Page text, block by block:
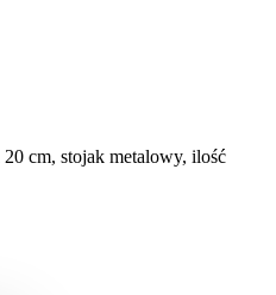
cm, stojak metalowy, ilość